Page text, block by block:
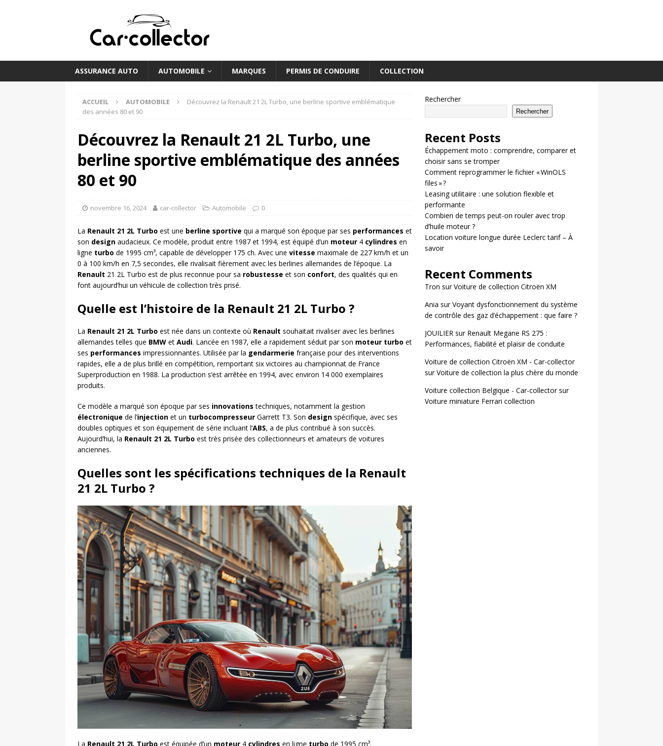
ASSURANCE AUTO AUTOMOBILE MARQUES PERMIS DE CONDUIRE COLLECTION
ACCUEIL AUTOMOBILE
Découvrez la Renault 21 2L Turbo, une berline sportive emblématique
des années 80 et 90
Découvrez la Renault 21 2L Turbo, une
berline sportive emblématique des années
80 et 90
novembre 16, 2024 car-collector Automobile 0
La Renault 21 2L Turbo est une berline sportive qui a marqué son époque par ses performances et
son design audacieux. Ce modèle, produit entre 1987 et 1994, est équipé d’un moteur 4 cylindres en
ligne turbo de 1995 cm³, capable de développer 175 ch. Avec une vitesse maximale de 227 km/h et un
0 à 100 km/h en 7,5 secondes, elle rivalisait fièrement avec les berlines allemandes de l’époque. La
Renault 21 2L Turbo est de plus reconnue pour sa robustesse et son confort, des qualités qui en
font aujourd’hui un véhicule de collection très prisé.
Quelle est l’histoire de la Renault 21 2L Turbo ?
La Renault 21 2L Turbo est née dans un contexte où Renault souhaitait rivaliser avec les berlines
allemandes telles que BMW et Audi. Lancée en 1987, elle a rapidement séduit par son moteur turbo et
ses performances impressionnantes. Utilisée par la gendarmerie française pour des interventions
rapides, elle a de plus brillé en compétition, remportant six victoires au championnat de France
Superproduction en 1988. La production s’est arrêtée en 1994, avec environ 14 000 exemplaires
produits.
Ce modèle a marqué son époque par ses innovations techniques, notamment la gestion
électronique de l’injection et un turbocompresseur Garrett T3. Son design spécifique, avec ses
doubles optiques et son équipement de série incluant l’ABS, a de plus contribué à son succès.
Aujourd’hui, la Renault 21 2L Turbo est très prisée des collectionneurs et amateurs de voitures
anciennes.
Quelles sont les spécifications techniques de la Renault
21 2L Turbo ?
La Renault 21 2L Turbo est équipée d’un moteur 4 cylindres en ligne turbo de 1995 cm³,
Rechercher
Rechercher
Recent Posts
Échappement moto : comprendre, comparer et
choisir sans se tromper
Comment reprogrammer le fichier « WinOLS
files » ?
Leasing utilitaire : une solution flexible et
performante
Combien de temps peut-on rouler avec trop
d’huile moteur ?
Location voiture longue durée Leclerc tarif – À
savoir
Recent Comments
Tron surVoiture de collection Citroën XM
Ania surVoyant dysfonctionnement du système
de contrôle des gaz d’échappement : que faire ?
JOUILIERsur Renault Megane RS 275 :
Performances, fiabilité et plaisir de conduite
Voiture de collection Citroën XM - Car-collector
surVoiture de collection la plus chère du monde
Voiture collection Belgique - Car-collectorsur
Voiture miniature Ferrari collection